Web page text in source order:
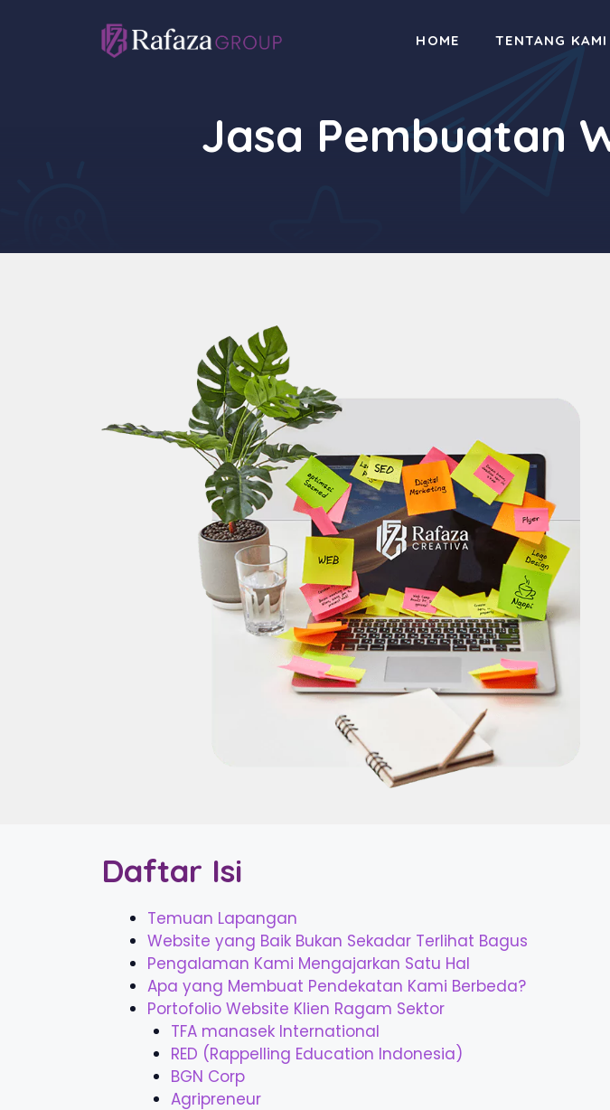
HOME TENTANG KAMI
Jasa Pembuatan
Daftar Isi
Temuan Lapangan
Website yang Baik Bukan Sekadar Terlihat Bagus
Pengalaman Kami Mengajarkan Satu Hal
Apa yang Membuat Pendekatan Kami Berbeda?
Portofolio Website Klien Ragam Sektor
TFA manasek International
RED (Rappelling Education Indonesia)
BGN Corp
Agripreneur